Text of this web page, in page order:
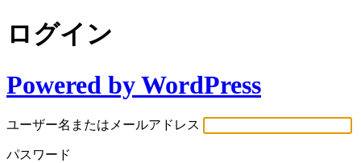
ログイン
Powered by WordPress
ユーザー名またはメールアドレス
パスワード